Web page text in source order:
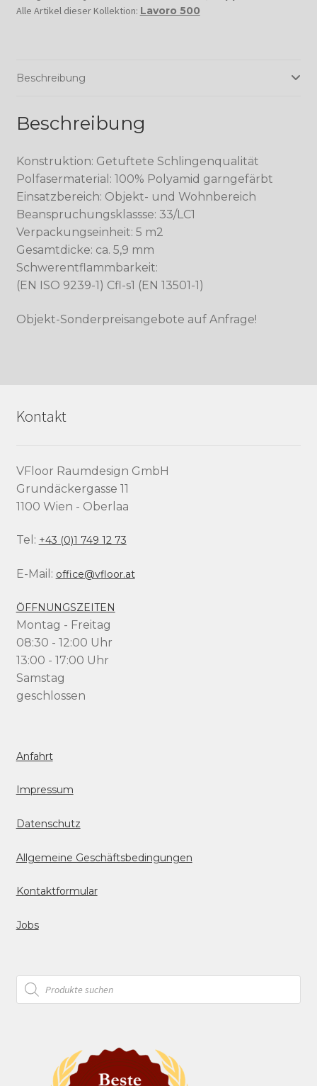
Alle Artikel dieser Kollektion: Lavoro 500
Beschreibung
Beschreibung
Konstruktion: Getuftete Schlingenqualität
Polfasermaterial: 100% Polyamid garngefärbt
Einsatzbereich: Objekt- und Wohnbereich
Beanspruchungsklassse: 33/LC1
Verpackungseinheit: 5 m2
Gesamtdicke: ca. 5,9 mm
Schwerentflammbarkeit:
(EN ISO 9239-1) Cfl-s1 (EN 13501-1)
Objekt-Sonderpreisangebote auf Anfrage!
Kontakt
VFloor Raumdesign GmbH
Grundäckergasse 11
1100 Wien - Oberlaa
Tel: +43 (0)1 749 12 73
E-Mail: office@vfloor.at
ÖFFNUNGSZEITEN
Montag - Freitag
08:30 - 12:00 Uhr
13:00 - 17:00 Uhr
Samstag
geschlossen
Anfahrt
Impressum
Datenschutz
Allgemeine Geschäftsbedingungen
Kontaktformular
Jobs
Products
search